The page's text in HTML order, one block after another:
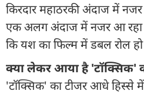
किरदार महाठरकी अंदाज में
एक अलग अंदाज में नजर आ रहा
कि यश का फिल्म में डबल रोल
क्या लेकर आया है 'टॉक्सिक'
'टॉक्सिक' का टीजर आधे हिस्से में